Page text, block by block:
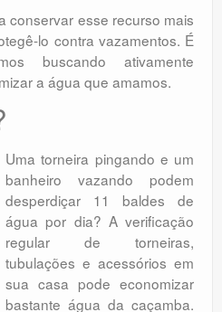
conservar esse recurso mais
lo contra vazamentos. É
buscando ativamente
a água que amamos.
Uma torneira pingando e um
banheiro vazando podem
desperdiçar 11 baldes de
água por dia? A verificação
regular de torneiras,
tubulações e acessórios em
sua casa pode economizar
bastante água da caçamba.